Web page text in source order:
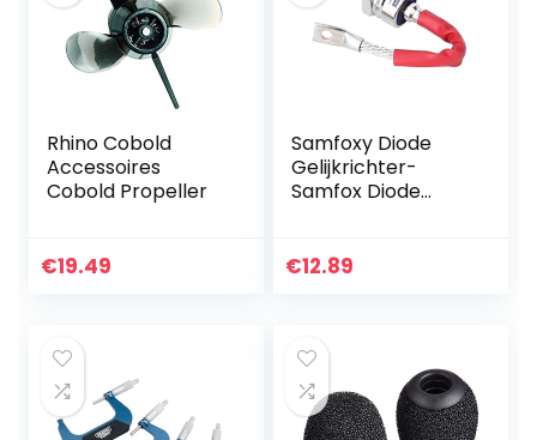
Rhino Cobold
Accessoires
Cobold Propeller
€19.49
Samfoxy Diode
Gelijkrichter-
Samfox Diode
Dioden
€12.89